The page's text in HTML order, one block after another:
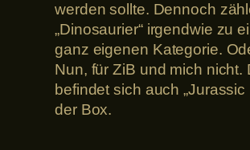
werden sollte. Dennoch
„Dinosaurier“ irgendwie zu
ganz eigenen Kategorie.
Nun, für ZiB und mich nicht.
befindet sich auch „Jurassic
der Box.